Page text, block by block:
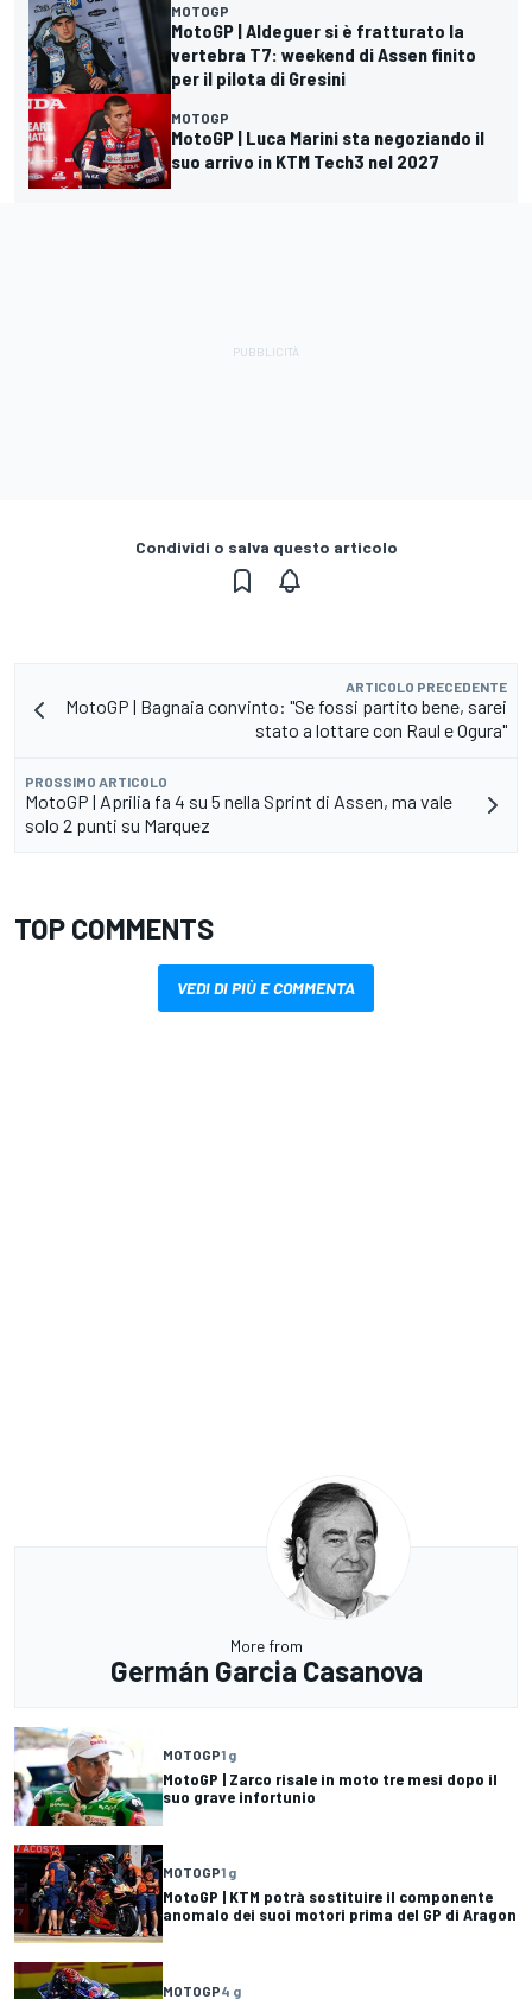
MOTOGP
MotoGP | Aldeguer si è fratturato la
vertebra T7: weekend di Assen finito
per il pilota di Gresini
MOTOGP
MotoGP | Luca Marini sta negoziando il
suo arrivo in KTM Tech3 nel 2027
Condividi o salva questo articolo
ARTICOLO PRECEDENTE
MotoGP | Bagnaia convinto: "Se fossi partito bene, sarei
stato a lottare con Raul e Ogura"
PROSSIMO ARTICOLO
MotoGP | Aprilia fa 4 su 5 nella Sprint di Assen, ma vale
solo 2 punti su Marquez
TOP COMMENTS
VEDI DI PIÙ E COMMENTA
More from
Germán Garcia Casanova
MOTOGP1 g
MotoGP | Zarco risale in moto tre mesi dopo il
suo grave infortunio
MOTOGP1 g
MotoGP | KTM potrà sostituire il componente
anomalo dei suoi motori prima del GP di Aragon
MOTOGP4 g